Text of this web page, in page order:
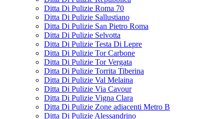
Ditta Di Pulizie Roma 70
Ditta Di Pulizie Sallustiano
Ditta Di Pulizie San Pietro Roma
Ditta Di Pulizie Selvotta
Ditta Di Pulizie Testa Di Lepre
Ditta Di Pulizie Tor Carbone
Ditta Di Pulizie Tor Vergata
Ditta Di Pulizie Torrita Tiberina
Ditta Di Pulizie Val Melaina
Ditta Di Pulizie Via Cavour
Ditta Di Pulizie Vigna Clara
Ditta Di Pulizie Zone adiacenti Metro B
Ditta Di Pulizie Alessandrino